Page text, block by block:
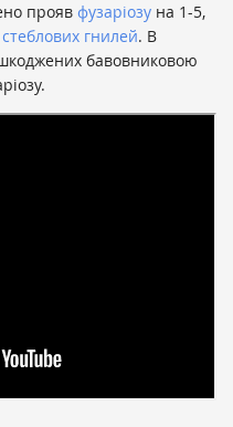
прояв фузаріозу на 1-5,
стеблових гнилей. В
бавовниковою